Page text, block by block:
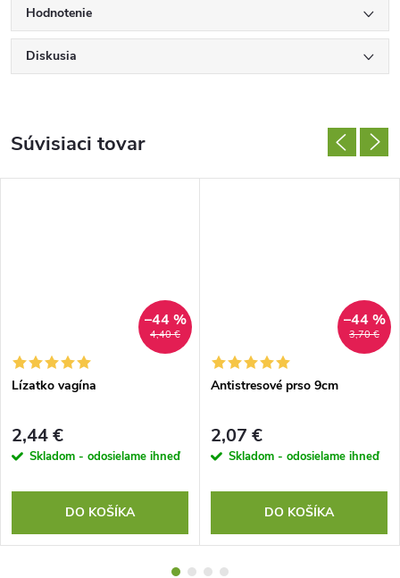
Hodnotenie
Diskusia
Súvisiaci tovar
4,40 €
–44 %
Lízatko vagína
2,44 €
Skladom - odosielame ihneď
DO KOŠÍKA
3,70 €
–44 %
Antistresové prso 9cm
2,07 €
Skladom - odosielame ihneď
DO KOŠÍKA